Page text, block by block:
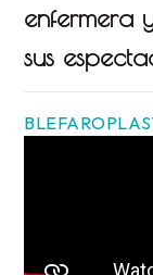
enfermera
sus